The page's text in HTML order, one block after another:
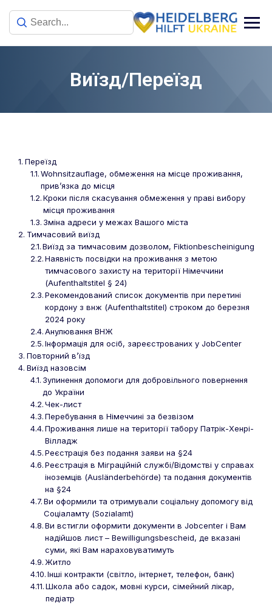
Виїзд/Переїзд
Переїзд​
Wohnsitzauflage, обмеження на місце проживання,
прив’язка до місця
Кроки після скасування обмеження у праві вибору
місця проживання
Зміна адреси у межах Вашого міста
Тимчасовий виїзд
Виїзд за тимчасовим дозволом, Fiktionbescheinigung
Наявність посвідки на проживання з метою
тимчасового захисту на території Німеччини
(Aufenthaltstitel § 24)
Рекомендований список документів при перетині
кордону з внж (Aufenthaltstitel) строком до березня
2024 року
Анулювання ВНЖ
Інформація для осіб, зареєстрованих у JobCenter
Повторний в’їзд
Виїзд назовсім
Зупинення допомоги для добровільного повернення
до України
Чек-лист
Перебування в Німеччині за безвізом
Проживання лише на території табору Патрік-Хенрі-
Вілладж
Реєстрація без подання заяви на §24
Реєстрація в Міграційній службі/Відомстві у справах
іноземців (Ausländerbehörde) та подання документів
на §24 ​
Ви оформили та отримували соціальну допомогу від
Соціаламту (Sozialamt)
Ви встигли оформити документи в Jobcenter і Вам
надійшов лист – Bewilligungsbescheid, де вказані
суми, які Вам нараховуватимуть
Житло
Інші контракти (світло, інтернет, телефон, банк)
Школа або садок, мовні курси, сімейний лікар,
педіатр